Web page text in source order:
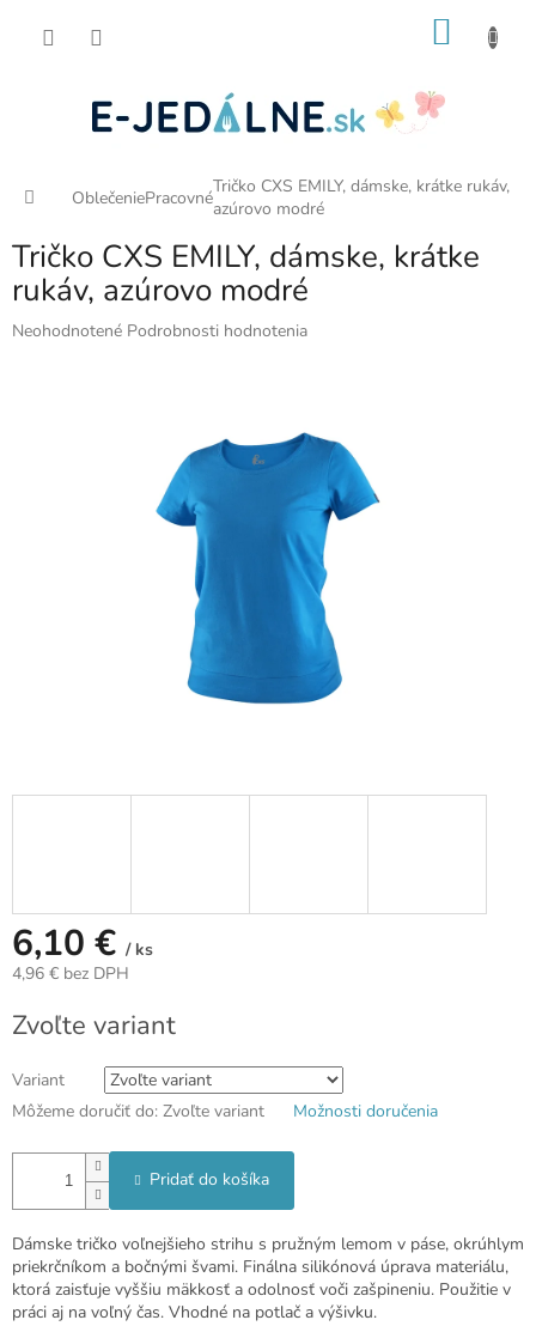
Domov
OblečeniePracovnéTričko CXS EMILY, dámske, krátke rukáv,
azúrovo modré
Tričko CXS EMILY, dámske, krátke
rukáv, azúrovo modré
Priemerné
Neohodnotené Podrobnosti hodnotenia
6,10 € / ks
4,96 € bez DPH
cena:
Zvoľte variant
Variant
Môžeme doručiť do: Zvoľte variant Možnosti doručenia
Pridať do košíka
Dámske tričko voľnejšieho strihu s pružným lemom v páse, okrúhlym
priekrčníkom a bočnými švami. Finálna silikónová úprava materiálu,
ktorá zaisťuje vyššiu mäkkosť a odolnosť voči zašpineniu. Použitie v
práci aj na voľný čas. Vhodné na potlač a výšivku.